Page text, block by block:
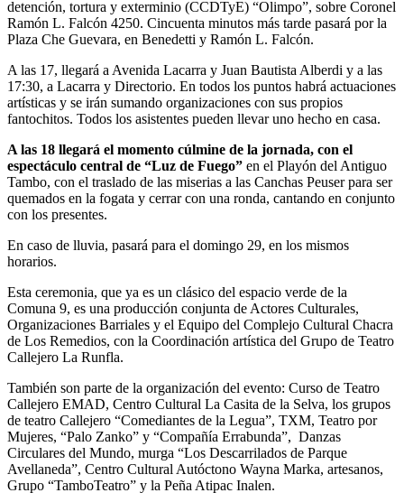
detención, tortura y exterminio (CCDTyE) “Olimpo”, sobre Coronel
Ramón L. Falcón 4250. Cincuenta minutos más tarde pasará por la
Plaza Che Guevara, en Benedetti y Ramón L. Falcón.
A las 17, llegará a Avenida Lacarra y Juan Bautista Alberdi y a las
17:30, a Lacarra y Directorio. En todos los puntos habrá actuaciones
artísticas y se irán sumando organizaciones con sus propios
fantochitos. Todos los asistentes pueden llevar uno hecho en casa.
A las 18 llegará el momento cúlmine de la jornada, con el
espectáculo central de “Luz de Fuego” en el Playón del Antiguo
Tambo, con el traslado de las miserias a las Canchas Peuser para ser
quemados en la fogata y cerrar con una ronda, cantando en conjunto
con los presentes.
En caso de lluvia, pasará para el domingo 29, en los mismos
horarios.
Esta ceremonia, que ya es un clásico del espacio verde de la
Comuna 9, es una producción conjunta de Actores Culturales,
Organizaciones Barriales y el Equipo del Complejo Cultural Chacra
de Los Remedios, con la Coordinación artística del Grupo de Teatro
Callejero La Runfla.
También son parte de la organización del evento: Curso de Teatro
Callejero EMAD, Centro Cultural La Casita de la Selva, los grupos
de teatro Callejero “Comediantes de la Legua”, TXM, Teatro por
Mujeres, “Palo Zanko” y “Compañía Errabunda”, Danzas
Circulares del Mundo, murga “Los Descarrilados de Parque
Avellaneda”, Centro Cultural Autóctono Wayna Marka, artesanos,
Grupo “TamboTeatro” y la Peña Atipac Inalen.